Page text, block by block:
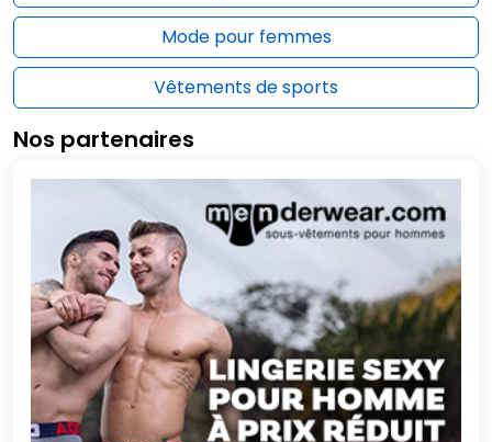
Mode pour femmes
Vêtements de sports
Nos partenaires